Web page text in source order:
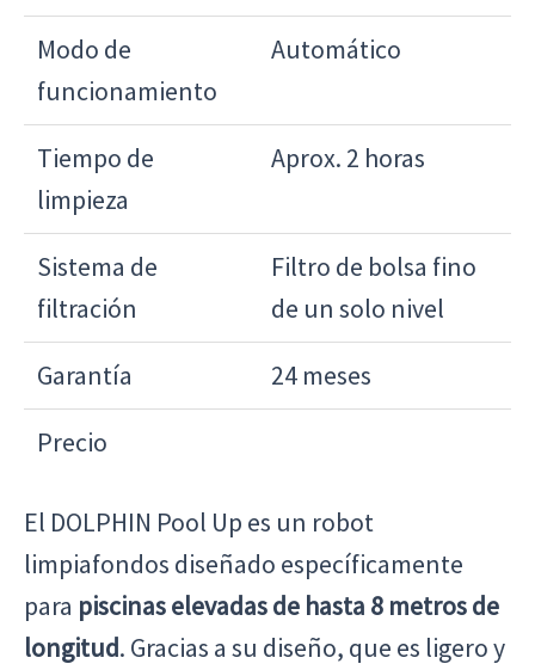
Modo de
funcionamiento
Automático
Tiempo de
limpieza
Aprox. 2 horas
Sistema de
filtración
Filtro de bolsa fino
de un solo nivel
Garantía
24 meses
Precio
El DOLPHIN Pool Up es un robot
limpiafondos diseñado específicamente
para piscinas elevadas de hasta 8 metros de
longitud. Gracias a su diseño, que es ligero y